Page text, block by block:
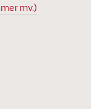
mv.)